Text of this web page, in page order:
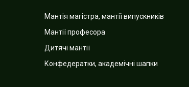
Мантія магістра, мантії випускників
Мантії професора
Дитячі мантії
Конфедератки, академічні шапки